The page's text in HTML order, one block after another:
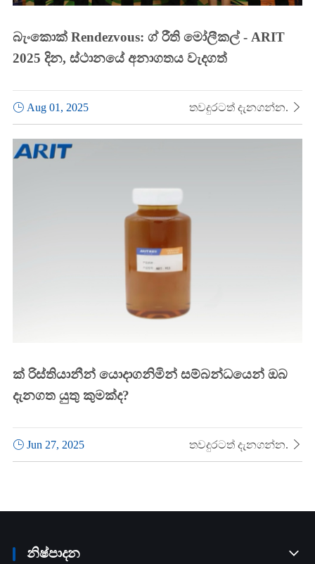
බැංකොක් Rendezvous: ග් රීති මෝලීකල් - ARIT
2025 දින, ස්ථානයේ අනාගතය වැදගත්
Aug 01, 2025 තවදුරටත් දැනගන්න. 
ක් රිස්තියානීන් යොදාගනිමින් සම්බන්ධයෙන් ඔබ
දැනගත යුතු කුමක්ද?
Jun 27, 2025 තවදුරටත් දැනගන්න. 
නිෂ්පාදන 